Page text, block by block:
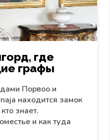
где
графы
Порвоо и
находится замок
знает.
и как туда